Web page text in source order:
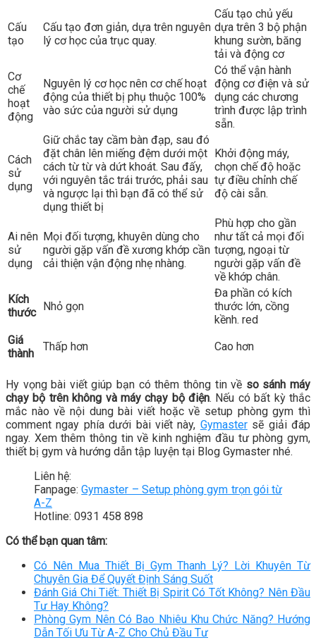
Cấu
tạo
Cấu tạo đơn giản, dựa trên nguyên
lý cơ học của trục quay.
Cấu tạo chủ yếu
dựa trên 3 bộ phận
khung sườn, băng
tải và động cơ
Cơ
chế
hoạt
động
Nguyên lý cơ học nên cơ chế hoạt
động của thiết bị phụ thuộc 100%
vào sức của người sử dụng
Có thể vận hành
động cơ điện và sử
dụng các chương
trình được lập trình
sẵn.
Cách
sử
dụng
Giữ chắc tay cầm bàn đạp, sau đó
đặt chân lên miếng đệm dưới một
cách từ từ và dứt khoát. Sau đấy,
với nguyên tắc trái trước, phải sau
và ngược lại thì bạn đã có thể sử
dụng thiết bị
Khởi động máy,
chọn chế độ hoặc
tự điều chỉnh chế
độ cài sẵn.
Ai nên
sử
dụng
Mọi đối tượng, khuyên dùng cho
người gặp vấn đề xương khớp cần
cải thiện vận động nhẹ nhàng.
Phù hợp cho gần
như tất cả mọi đối
tượng, ngoại từ
người gặp vấn đề
về khớp chân.
Kích
thước Nhỏ gọn
Đa phần có kích
thước lớn, cồng
kềnh. red
Giá
thành
Thấp hơn Cao hơn
Hy vọng bài viết giúp bạn có thêm thông tin về so sánh máy
chạy bộ trên không và máy chạy bộ điện. Nếu có bất kỳ thắc
mắc nào về nội dung bài viết hoặc về setup phòng gym thì
comment ngay phía dưới bài viết này, Gymastersẽ giải đáp
ngay. Xem thêm thông tin về kinh nghiệm đầu tư phòng gym,
thiết bị gym và hướng dẫn tập luyện tại Blog Gymaster nhé.
Liên hệ:
Fanpage:Gymaster – Setup phòng gym trọn gói từ
A-Z
Hotline: 0931 458 898
Có thể bạn quan tâm:
Có Nên Mua Thiết Bị Gym Thanh Lý? Lời Khuyên Từ
Chuyên Gia Để Quyết Định Sáng Suốt
Đánh Giá Chi Tiết: Thiết Bị Spirit Có Tốt Không? Nên Đầu
Tư Hay Không?
Phòng Gym Nên Có Bao Nhiêu Khu Chức Năng? Hướng
Dẫn Tối Ưu Từ A-Z Cho Chủ Đầu Tư